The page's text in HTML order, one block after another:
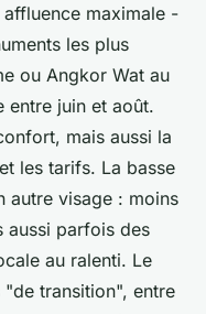
maximale -
les plus
ou Angkor Wat au
entre juin et août.
mais aussi la
les tarifs. La basse
autre visage : moins
aussi parfois des
au ralenti. Le
transition", entre